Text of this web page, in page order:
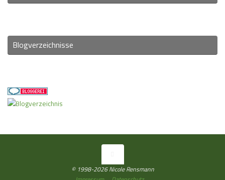
Blogverzeichnisse
© 1998-2026 Nicole Rensmann